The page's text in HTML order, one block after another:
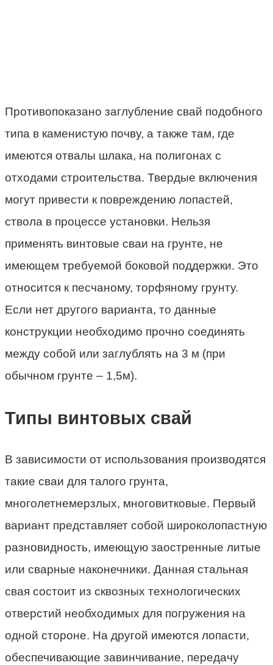
Противопоказано заглубление свай подобного
типа в каменистую почву, а также там, где
имеются отвалы шлака, на полигонах с
отходами строительства. Твердые включения
могут привести к повреждению лопастей,
ствола в процессе установки. Нельзя
применять винтовые сваи на грунте, не
имеющем требуемой боковой поддержки. Это
относится к песчаному, торфяному грунту.
Если нет другого варианта, то данные
конструкции необходимо прочно соединять
между собой или заглублять на 3 м (при
обычном грунте – 1,5м).
Типы винтовых свай
В зависимости от использования производятся
такие сваи для талого грунта,
многолетнемерзлых, многовитковые. Первый
вариант представляет собой широколопастную
разновидность, имеющую заостренные литые
или сварные наконечники. Данная стальная
свая состоит из сквозных технологических
отверстий необходимых для погружения на
одной стороне. На другой имеются лопасти,
обеспечивающие завинчивание, передачу